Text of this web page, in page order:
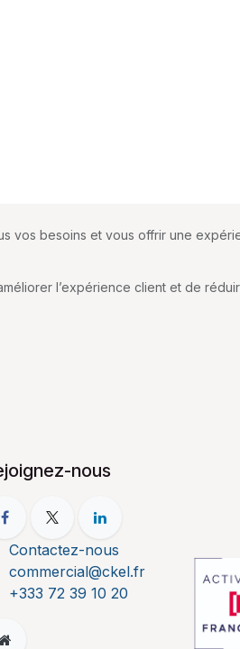
vos besoins et vous offrir une
l’expérience client et de
nous
Contactez-nous
commercial@ckel.fr
+333 72 39 10 20